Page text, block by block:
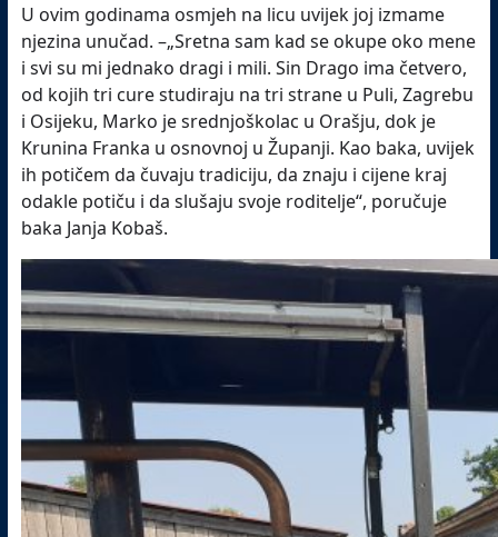
U ovim godinama osmjeh na licu uvijek joj izmame
njezina unučad. –„Sretna sam kad se okupe oko mene
i svi su mi jednako dragi i mili. Sin Drago ima četvero,
od kojih tri cure studiraju na tri strane u Puli, Zagrebu
i Osijeku, Marko je srednjoškolac u Orašju, dok je
Krunina Franka u osnovnoj u Županji. Kao baka, uvijek
ih potičem da čuvaju tradiciju, da znaju i cijene kraj
odakle potiču i da slušaju svoje roditelje“, poručuje
baka Janja Kobaš.